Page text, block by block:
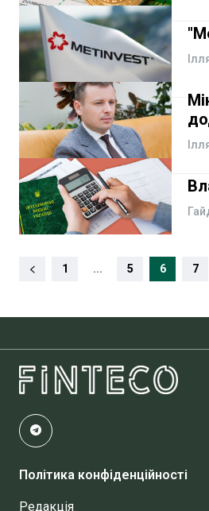
1 ... 5 6 7
Політика конфіденційності
Редакція